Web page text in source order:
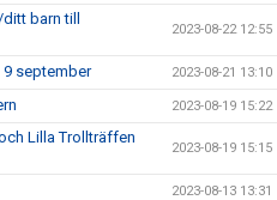
barn till
2023-08-22 12:55
9 september 2023-08-21 13:10
2023-08-19 15:22
Lilla Trollträffen
2023-08-19 15:15
2023-08-13 13:31